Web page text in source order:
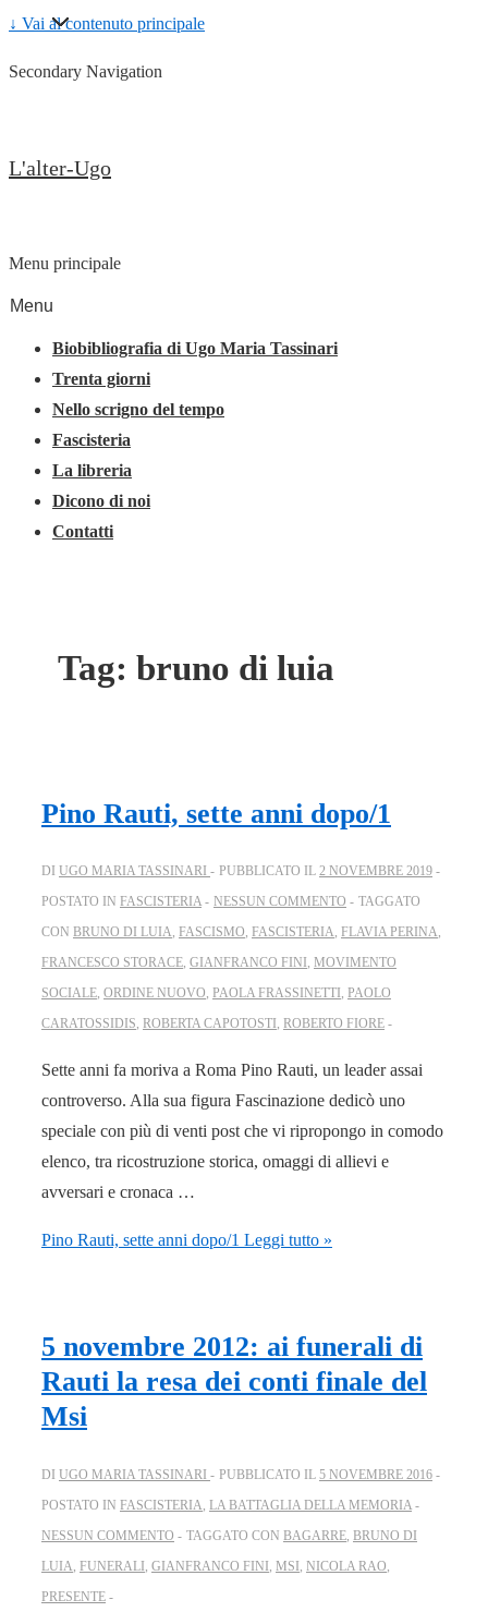
↓ Vai al contenuto principale
Secondary Navigation
L'alter-Ugo
Menu principale
Menu
Biobibliografia di Ugo Maria Tassinari
Trenta giorni
Nello scrigno del tempo
Fascisteria
La libreria
Dicono di noi
Contatti
Tag: bruno di luia
Pino Rauti, sette anni dopo/1
DI UGO MARIA TASSINARI PUBBLICATO IL 2 NOVEMBRE 2019
POSTATO IN FASCISTERIA NESSUN COMMENTO
TAGGATO
CON BRUNO DI LUIA, FASCISMO, FASCISTERIA, FLAVIA PERINA,
FRANCESCO STORACE, GIANFRANCO FINI , MOVIMENTO
SOCIALE, ORDINE NUOVO, PAOLA FRASSINETTI , PAOLO
CARATOSSIDIS, ROBERTA CAPOTOSTI , ROBERTO FIORE
Sette anni fa moriva a Roma Pino Rauti, un leader assai
controverso. Alla sua figura Fascinazione dedicò uno
speciale con più di venti post che vi ripropongo in comodo
elenco, tra ricostruzione storica, omaggi di allievi e
avversari e cronaca …
Pino Rauti, sette anni dopo/1 Leggi tutto »
5 novembre 2012: ai funerali di
Rauti la resa dei conti finale del
Msi
DI UGO MARIA TASSINARI PUBBLICATO IL 5 NOVEMBRE 2016
POSTATO IN FASCISTERIA LA BATTAGLIA DELLA MEMORIA
NESSUN COMMENTO
TAGGATO CON BAGARRE BRUNO DI
LUIA FUNERALI GIANFRANCO FINI MSI NICOLA RAO
PRESENTE